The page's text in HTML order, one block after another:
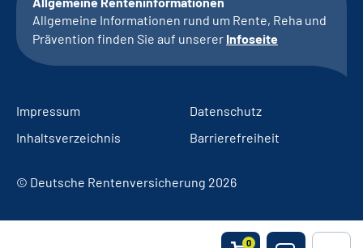
0
Allgemeine Informationen rund um Rente, Reha und
Prävention finden Sie auf unserer Infoseite
Impressum
Datenschutz
Inhaltsverzeichnis
Barrierefreiheit
© Deutsche Rentenversicherung 2026